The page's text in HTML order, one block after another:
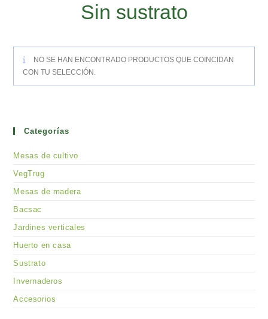
Sin sustrato
NO SE HAN ENCONTRADO PRODUCTOS QUE COINCIDAN
CON TU SELECCIÓN.
Categorías
Mesas de cultivo
VegTrug
Mesas de madera
Bacsac
Jardines verticales
Huerto en casa
Sustrato
Invernaderos
Accesorios